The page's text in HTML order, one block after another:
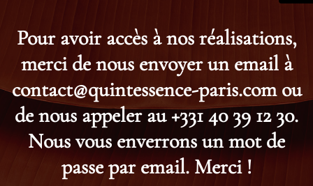
Pour avoir accès à nos réalisations,
merci de nous envoyer un email à
contact@quintessence-paris.com ou
de nous appeler au +331 40 39 12 30.
Nous vous enverrons un mot de
passe par email. Merci !